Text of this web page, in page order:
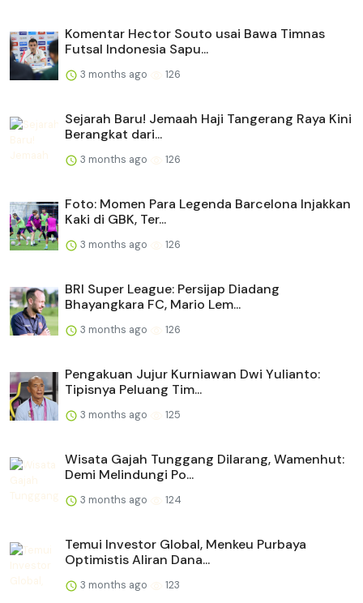
Komentar Hector Souto usai Bawa Timnas
Futsal Indonesia Sapu...
3 months ago 126
Sejarah Baru! Jemaah Haji Tangerang Raya Kini
Berangkat dari...
3 months ago 126
Foto: Momen Para Legenda Barcelona Injakkan
Kaki di GBK, Ter...
3 months ago 126
BRI Super League: Persijap Diadang
Bhayangkara FC, Mario Lem...
3 months ago 126
Pengakuan Jujur Kurniawan Dwi Yulianto:
Tipisnya Peluang Tim...
3 months ago 125
Wisata Gajah Tunggang Dilarang, Wamenhut:
Demi Melindungi Po...
3 months ago 124
Temui Investor Global, Menkeu Purbaya
Optimistis Aliran Dana...
3 months ago 123